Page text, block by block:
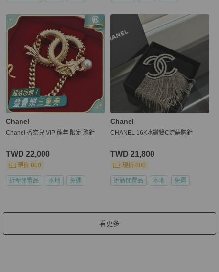
Chanel
Chanel 香奈兒 VIP 龍年 限定 胸針
TWD 22,000
現折 800
近新閒置品 本地 免運
Chanel
CHANEL 16K水鑽雙C流蘇胸針
TWD 21,800
現折 800
近新閒置品 本地 免運
看更多